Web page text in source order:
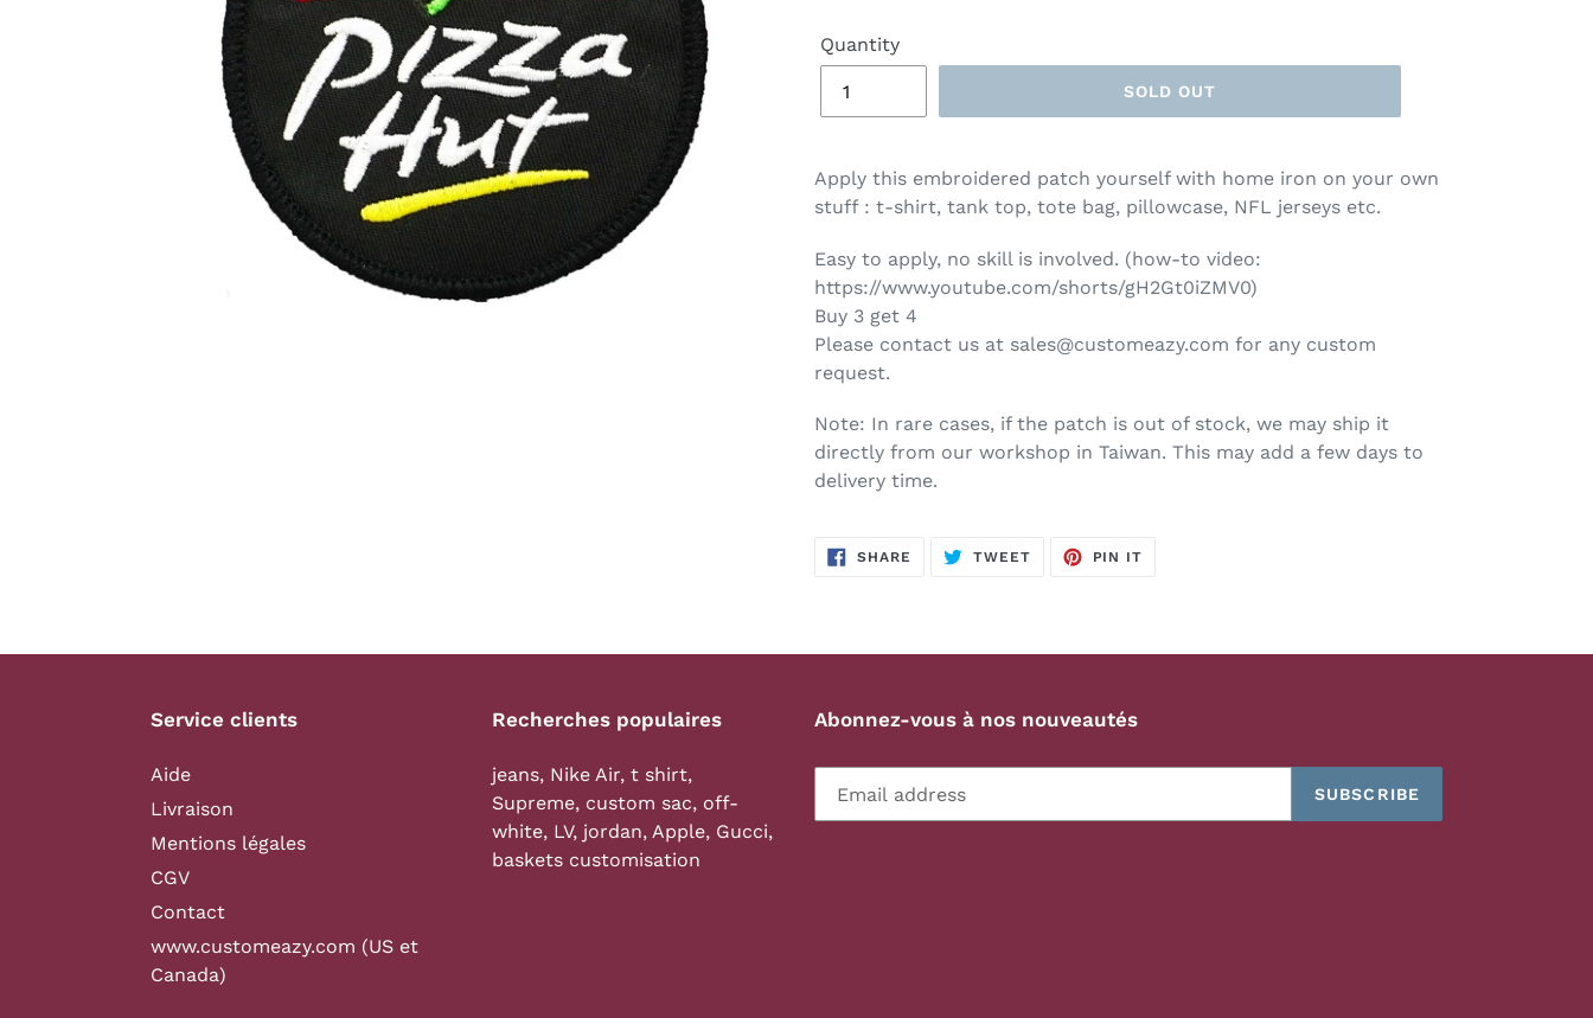
Quantity
SOLD OUT
Apply this embroidered patch yourself with home iron on your own
stuff : t-shirt, tank top, tote bag, pillowcase, NFL jerseys etc.
Easy to apply, no skill is involved. (how-to video:
https://www.youtube.com/shorts/gH2Gt0iZMV0)
Buy 3 get 4
Please contact us at sales@customeazy.com for any custom
request.
Note: In rare cases, if the patch is out of stock, we may ship it
directly from our workshop in Taiwan. This may add a few days to
delivery time.
SHARE SHARE
TWEETTWEET
PIN IT
Service clients
Aide
Livraison
Mentions légales
CGV
Contact
www.customeazy.com (US et
Canada)
Recherches populaires
jeans, Nike Air, t shirt,
Supreme, custom sac, off-
white, LV, jordan, Apple, Gucci,
baskets customisation
Abonnez-vous à nos nouveautés
SUBSCRIBE